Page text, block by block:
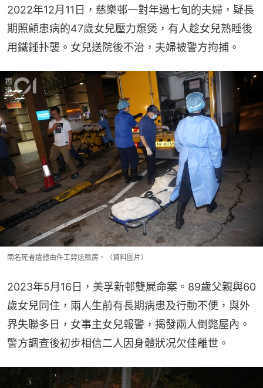
2022年12月11日，慈樂邨一對年過七旬的夫婦，疑長
期照顧患病的47歲女兒壓力爆煲，有人趁女兒熟睡後
用鐵錘扑襲。女兒送院後不治，夫婦被警方拘捕。
兩名死者遺體由仵工舁送殮房。（資料圖片）
2023年5月16日，美孚新邨雙屍命案。89歲父親與60
歲女兒同住，兩人生前有長期病患及行動不便，與外
界失聯多日，女事主女兒報警，揭發兩人倒斃屋內。
警方調查後初步相信二人因身體狀况欠佳離世。